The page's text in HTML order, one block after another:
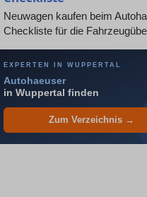
Neuwagen kaufen beim
Checkliste für die
EXPERTEN IN WUPPERTAL
Autohaeuser
in Wuppertal finden
Zum Verzeichnis →